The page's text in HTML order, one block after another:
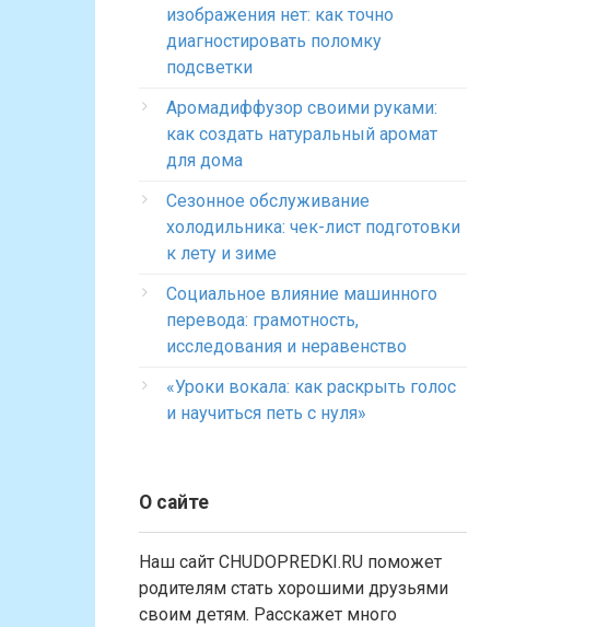
изображения нет: как точно
диагностировать поломку
подсветки
Аромадиффузор своими руками:
как создать натуральный аромат
для дома
Сезонное обслуживание
холодильника: чек-лист подготовки
к лету и зиме
Социальное влияние машинного
перевода: грамотность,
исследования и неравенство
«Уроки вокала: как раскрыть голос
и научиться петь с нуля»
О сайте
Наш сайт CHUDOPREDKI.RU поможет
родителям стать хорошими друзьями
своим детям. Расскажет много